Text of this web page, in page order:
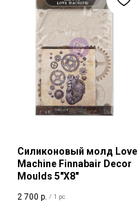
Силиконовый молд Love
Machine Finnabair Decor
Moulds 5"X8"
2 700 р. / 1 pc